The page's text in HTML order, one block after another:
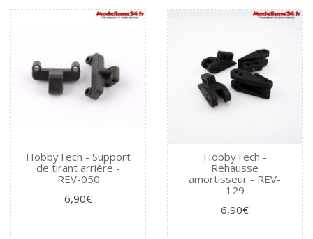
HobbyTech - Support
de tirant arrière -
REV-050
6,90€
HobbyTech -
Rehausse
amortisseur - REV-
129
6,90€